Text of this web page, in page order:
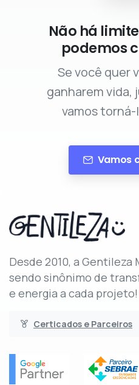
Não há
podemos
Se você quer
ganharem vida,
vamos
Vamos
Desde 2010, a
sendo sinônimo de
e energia a cada projeto!
Certicados e Parceiros